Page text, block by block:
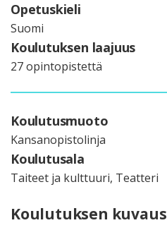
Opetuskieli
Suomi
Koulutuksen laajuus
27 opintopistettä
Koulutusmuoto
Kansanopistolinja
Koulutusala
Taiteet ja kulttuuri, Teatteri
Koulutuksen kuvaus